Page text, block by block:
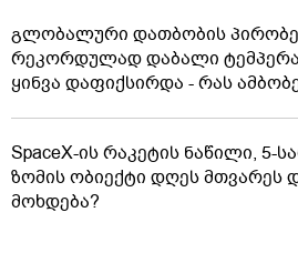
გლობალური დათბობის
რეკორდულად დაბალი
ყინვა დაფიქსირდა - რას
SpaceX-ის რაკეტის ნაწილი, 5-
ზომის ობიექტი დღეს მთვარეს
მოხდება?